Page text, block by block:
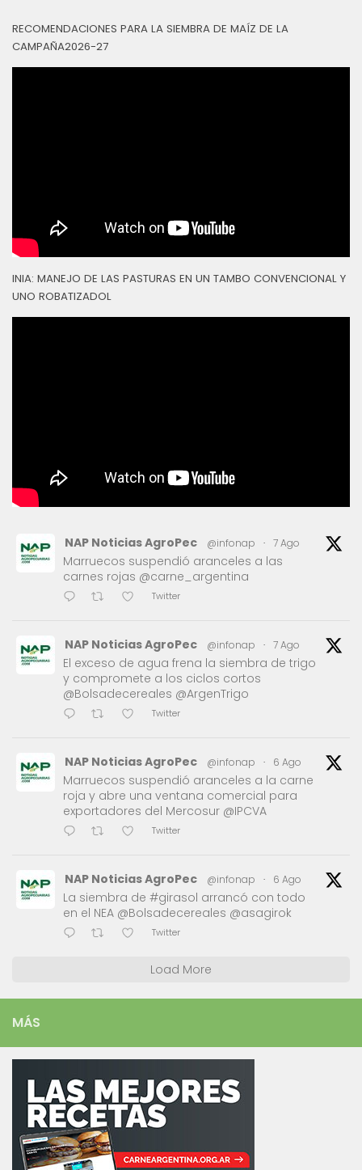
RECOMENDACIONES PARA LA SIEMBRA DE MAÍZ DE LA
CAMPAÑA2026-27
INIA: MANEJO DE LAS PASTURAS EN UN TAMBO CONVENCIONAL Y
UNO ROBATIZADOL
NAP Noticias AgroPec @infonap · 7 Ago
Marruecos suspendió aranceles a las
carnes rojas @carne_argentina
Twitter
NAP Noticias AgroPec @infonap · 7 Ago
El exceso de agua frena la siembra de trigo
y compromete a los ciclos cortos
@Bolsadecereales @ArgenTrigo
Twitter
NAP Noticias AgroPec @infonap · 6 Ago
Marruecos suspendió aranceles a la carne
roja y abre una ventana comercial para
exportadores del Mercosur @IPCVA
Twitter
NAP Noticias AgroPec @infonap · 6 Ago
La siembra de #girasol arrancó con todo
en el NEA @Bolsadecereales @asagirok
Twitter
Load More
MÁS